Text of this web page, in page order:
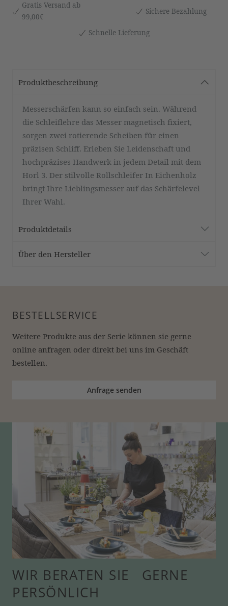
Gratis Versand ab
99,00€
Sichere Bezahlung
Schnelle Lieferung
Produktbeschreibung
Messerschärfen kann so einfach sein. Während
die Schleiflehre das Messer magnetisch fixiert,
sorgen zwei rotierende Scheiben für einen
präzisen Schliff. Erleben Sie Leidenschaft und
hochpräzises Handwerk in jedem Detail mit dem
Horl 3. Der stilvolle Rollschleifer In Eichenholz
bringt Ihre Lieblingsmesser auf das Schärfelevel
Ihrer Wahl.
Produktdetails
Über den Hersteller
BESTELLSERVICE
Weitere Produkte aus der Serie können sie gerne
online anfragen oder direkt bei uns im Geschäft
bestellen.
Anfrage senden
WIR BERATEN SIE GERNE
PERSÖNLICH